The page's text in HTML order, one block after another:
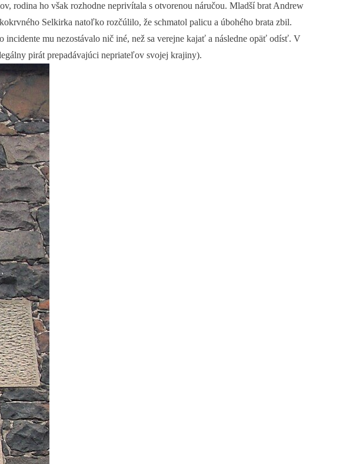
rodina ho však rozhodne neprivítala s otvorenou náručou. Mladší brat Andrew
Selkirka natoľko rozčúlilo, že schmatol palicu a úbohého brata zbil.
mu nezostávalo nič iné, než sa verejne kajať a následne opäť odísť. V
pirát prepadávajúci nepriateľov svojej krajiny).